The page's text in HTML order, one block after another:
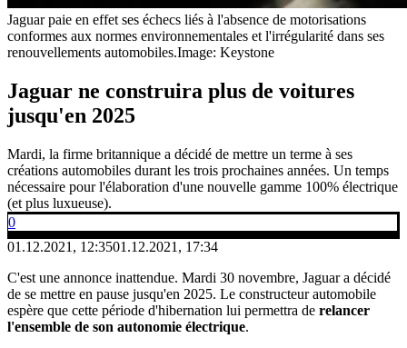
Jaguar paie en effet ses échecs liés à l'absence de motorisations
conformes aux normes environnementales et l'irrégularité dans ses
renouvellements automobiles.Image: Keystone
Jaguar ne construira plus de voitures
jusqu'en 2025
Mardi, la firme britannique a décidé de mettre un terme à ses
créations automobiles durant les trois prochaines années. Un temps
nécessaire pour l'élaboration d'une nouvelle gamme 100% électrique
(et plus luxueuse).
0
01.12.2021, 12:3501.12.2021, 17:34
C'est une annonce inattendue. Mardi 30 novembre, Jaguar a décidé
de se mettre en pause jusqu'en 2025. Le constructeur automobile
espère que cette période d'hibernation lui permettra de relancer
l'ensemble de son autonomie électrique.